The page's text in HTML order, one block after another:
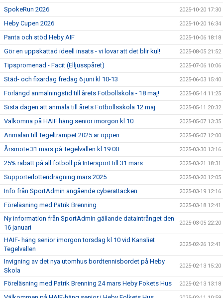
SpokeRun 2026 2025-10-20 17:30
Heby Cupen 2026 2025-10-20 16:34
Panta och stöd Heby AIF 2025-10-06 18:18
Gör en uppskattad ideell insats - vi lovar att det blir kul! 2025-08-05 21:52
Tipspromenad - Facit (Elljusspåret) 2025-07-06 10:06
Städ- och fixardag fredag 6 juni kl 10-13 2025-06-03 15:40
Förlängd anmälningstid till årets Fotbollskola - 18 maj! 2025-05-14 11:25
Sista dagen att anmäla till årets Fotbollsskola 12 maj 2025-05-11 20:32
Välkomna på HAIF häng senior imorgon kl 10 2025-05-07 13:35
Anmälan till Tegeltrampet 2025 är öppen 2025-05-07 12:00
Årsmöte 31 mars på Tegelvallen kl 19:00 2025-03-30 13:16
25% rabatt på all fotboll på Intersport till 31 mars 2025-03-21 18:31
Supporterlotteridragning mars 2025 2025-03-20 12:05
Info från SportAdmin angående cyberattacken 2025-03-19 12:16
Föreläsning med Patrik Brenning 2025-03-18 12:41
Ny information från SportAdmin gällande dataintrånget den
16 januari
2025-03-05 22:20
HAIF- häng senior imorgon torsdag kl 10 vid Kansliet
Tegelvallen
2025-02-26 12:41
Invigning av det nya utomhus bordtennisbordet på Heby
Skola
2025-02-13 15:20
Föreläsning med Patrik Brenning 24 mars Heby Fokets Hus 2025-02-13 13:18